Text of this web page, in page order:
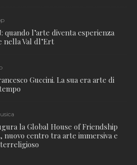
quando l’arte diventa esperienza
nella Val dl’Ert
Guccini. La sua era arte di
la Global House of Friendship
nuovo centro tra arte immersiva e